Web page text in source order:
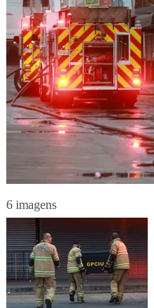
6 imagens